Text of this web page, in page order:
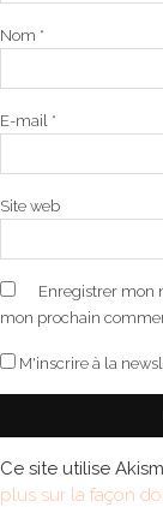
Nom *
E-mail *
Site web
Enregistrer mon
mon prochain
M'inscrire à la
Ce site utilise
plus sur la façon